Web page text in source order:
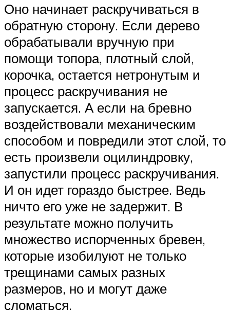
Оно начинает раскручиваться в
обратную сторону. Если дерево
обрабатывали вручную при
помощи топора, плотный слой,
корочка, остается нетронутым и
процесс раскручивания не
запускается. А если на бревно
воздействовали механическим
способом и повредили этот слой, то
есть произвели оцилиндровку,
запустили процесс раскручивания.
И он идет гораздо быстрее. Ведь
ничто его уже не задержит. В
результате можно получить
множество испорченных бревен,
которые изобилуют не только
трещинами самых разных
размеров, но и могут даже
сломаться.